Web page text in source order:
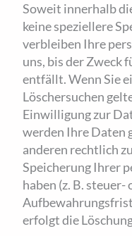
Soweit innerhalb
keine speziellere
verbleiben Ihre
uns, bis der Zweck
entfällt. Wenn Sie
Löschersuchen
Einwilligung zur
werden Ihre Daten
anderen rechtlich
Speicherung Ihrer
haben (z. B.
erfolgt die